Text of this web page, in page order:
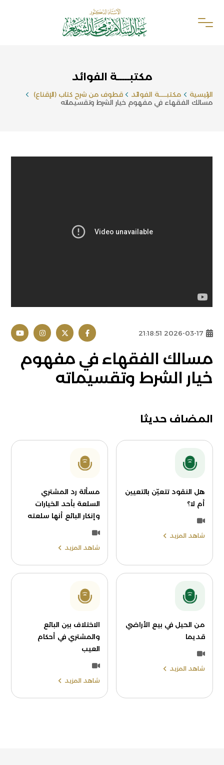
مكتبـــــة الفوائد
الرئيسية مكتبـــــة الفوائد
قطوف من شرح كتاب (الإقناع)
مسالك الفقهاء في مفهوم خيار الشرط وتقسيماته
2026-03-17 21:18:51
مسالك الفقهاء في مفهوم
خيار الشرط وتقسيماته
المضاف حديثا
هل النقود تتعيّن بالتعيين
أم لا؟
شاهد المزيد
مسألة رد المشتري
السلعة بأحد الخيارات
وإنكار البائع أنها سلعته
شاهد المزيد
من الحيل في بيع الأراضي
قديما
شاهد المزيد
الاختلاف بين البائع
والمشتري في أحكام
العيب
شاهد المزيد